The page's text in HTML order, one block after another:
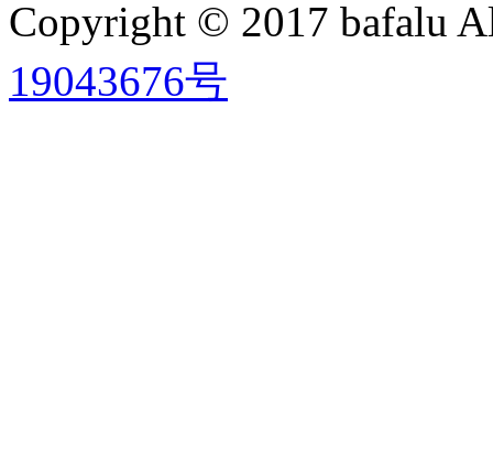
Copyright © 2017 bafalu
19043676号